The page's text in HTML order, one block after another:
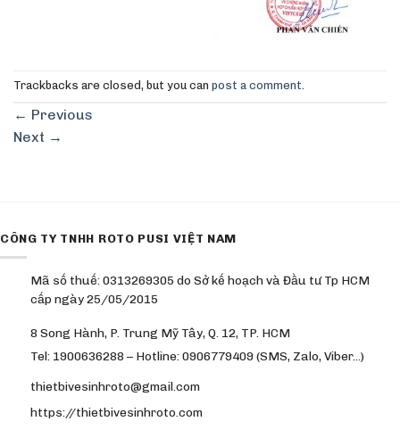
Trackbacks are closed, but you can post a comment.
← Previous
Next →
CÔNG TY TNHH ROTO PUSI VIỆT NAM
Mã số thuế: 0313269305 do Sở kế hoạch và Đầu tư Tp HCM
cấp ngày 25/05/2015
8 Song Hành, P. Trung Mỹ Tây, Q. 12, TP. HCM
Tel: 1900636288 – Hotline: 0906779409 (SMS, Zalo, Viber…)
thietbivesinhroto@gmail.com
https://thietbivesinhroto.com